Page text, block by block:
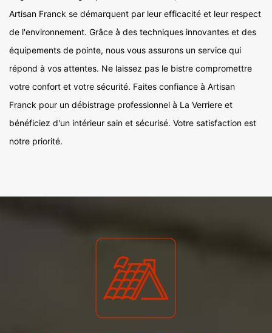
Artisan Franck se démarquent par leur efficacité et leur respect
de l'environnement. Grâce à des techniques innovantes et des
équipements de pointe, nous vous assurons un service qui
répond à vos attentes. Ne laissez pas le bistre compromettre
votre confort et votre sécurité. Faites confiance à Artisan
Franck pour un débistrage professionnel à La Verriere et
bénéficiez d'un intérieur sain et sécurisé. Votre satisfaction est
notre priorité.